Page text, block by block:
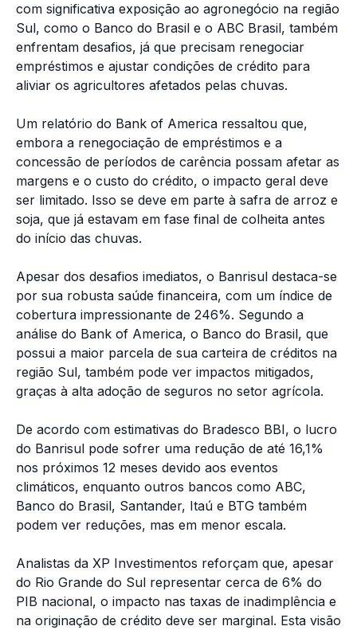
com significativa exposição ao agronegócio na região
Sul, como o Banco do Brasil e o ABC Brasil, também
enfrentam desafios, já que precisam renegociar
empréstimos e ajustar condições de crédito para
aliviar os agricultores afetados pelas chuvas.
Um relatório do Bank of America ressaltou que,
embora a renegociação de empréstimos e a
concessão de períodos de carência possam afetar as
margens e o custo do crédito, o impacto geral deve
ser limitado. Isso se deve em parte à safra de arroz e
soja, que já estavam em fase final de colheita antes
do início das chuvas.
Apesar dos desafios imediatos, o Banrisul destaca-se
por sua robusta saúde financeira, com um índice de
cobertura impressionante de 246%. Segundo a
análise do Bank of America, o Banco do Brasil, que
possui a maior parcela de sua carteira de créditos na
região Sul, também pode ver impactos mitigados,
graças à alta adoção de seguros no setor agrícola.
De acordo com estimativas do Bradesco BBI, o lucro
do Banrisul pode sofrer uma redução de até 16,1%
nos próximos 12 meses devido aos eventos
climáticos, enquanto outros bancos como ABC,
Banco do Brasil, Santander, Itaú e BTG também
podem ver reduções, mas em menor escala.
Analistas da XP Investimentos reforçam que, apesar
do Rio Grande do Sul representar cerca de 6% do
PIB nacional, o impacto nas taxas de inadimplência e
na originação de crédito deve ser marginal. Esta visão